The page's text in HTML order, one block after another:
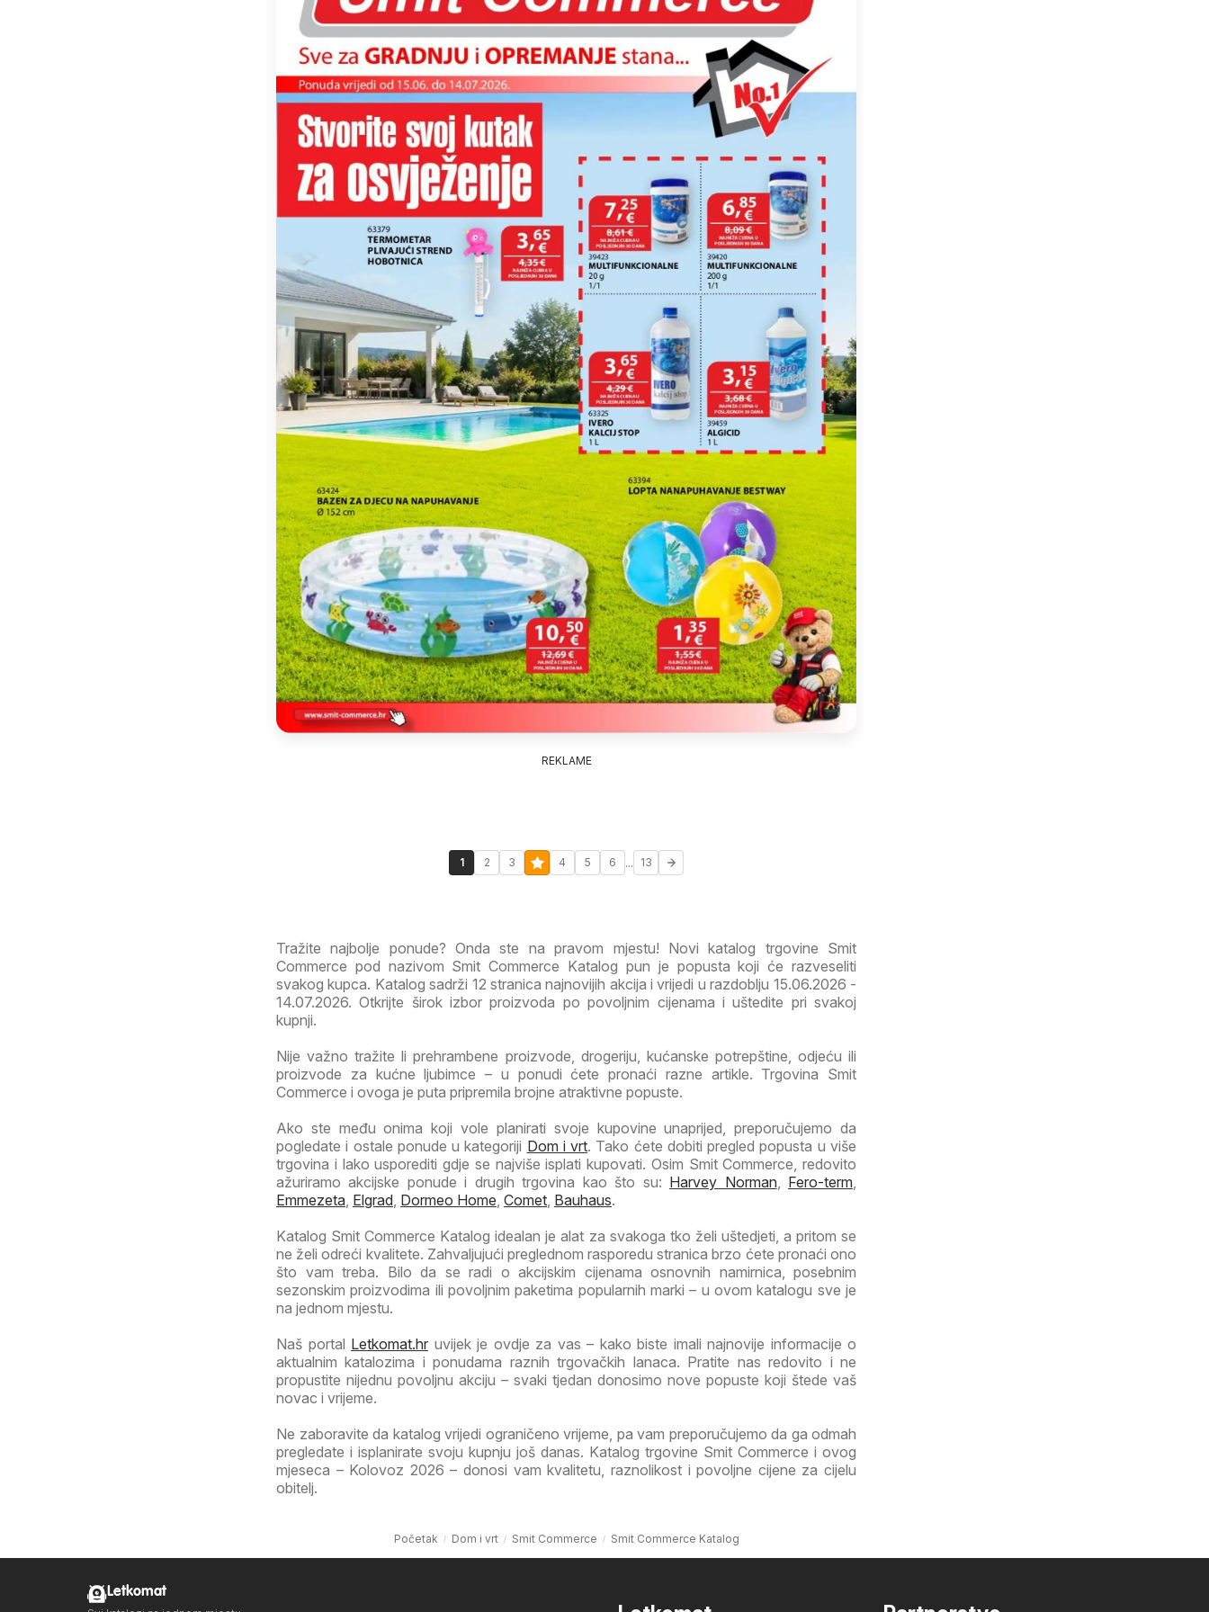
REKLAME
1 2 3 4 5 6 ... 13
Tražite najbolje ponude? Onda ste na pravom mjestu! Novi katalog trgovine Smit
Commerce pod nazivom Smit Commerce Katalog pun je popusta koji će razveseliti
svakog kupca. Katalog sadrži 12 stranica najnovijih akcija i vrijedi u razdoblju 15.06.2026 -
14.07.2026. Otkrijte širok izbor proizvoda po povoljnim cijenama i uštedite pri svakoj
kupnji.
Nije važno tražite li prehrambene proizvode, drogeriju, kućanske potrepštine, odjeću ili
proizvode za kućne ljubimce – u ponudi ćete pronaći razne artikle. Trgovina Smit
Commerce i ovoga je puta pripremila brojne atraktivne popuste.
Ako ste među onima koji vole planirati svoje kupovine unaprijed, preporučujemo da
pogledate i ostale ponude u kategoriji Dom i vrt. Tako ćete dobiti pregled popusta u više
trgovina i lako usporediti gdje se najviše isplati kupovati. Osim Smit Commerce, redovito
ažuriramo akcijske ponude i drugih trgovina kao što su: Harvey Norman, Fero-term
Emmezeta Elgrad Dormeo Home Comet Bauhaus.
Katalog Smit Commerce Katalog idealan je alat za svakoga tko želi uštedjeti, a pritom se
ne želi odreći kvalitete. Zahvaljujući preglednom rasporedu stranica brzo ćete pronaći ono
što vam treba. Bilo da se radi o akcijskim cijenama osnovnih namirnica, posebnim
sezonskim proizvodima ili povoljnim paketima popularnih marki – u ovom katalogu sve je
na jednom mjestu.
Naš portal Letkomat.hr uvijek je ovdje za vas – kako biste imali najnovije informacije o
aktualnim katalozima i ponudama raznih trgovačkih lanaca. Pratite nas redovito i ne
propustite nijednu povoljnu akciju – svaki tjedan donosimo nove popuste koji štede vaš
novac i vrijeme.
Ne zaboravite da katalog vrijedi ograničeno vrijeme, pa vam preporučujemo da ga odmah
pregledate i isplanirate svoju kupnju još danas. Katalog trgovine Smit Commerce i ovog
mjeseca – Kolovoz 2026 – donosi vam kvalitetu, raznolikost i povoljne cijene za cijelu
obitelj.
Početak Dom i vrt Smit Commerce Smit Commerce Katalog
Letkomat